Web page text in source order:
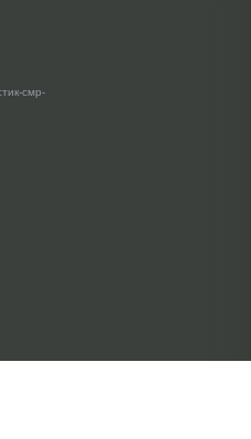
смр-